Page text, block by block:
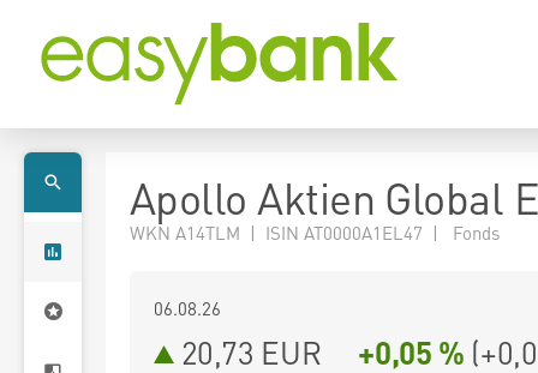
Apollo Aktien Global
WKN A14TLM | ISIN AT0000A1EL47 | Fonds
06.08.26
20,73 EUR +0,05 % (